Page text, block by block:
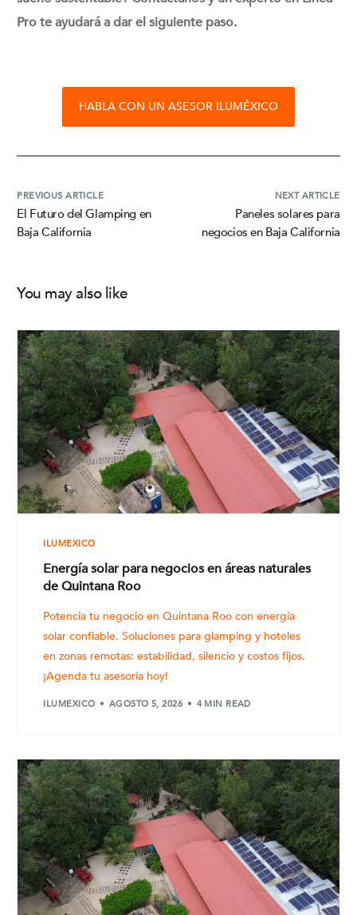
Pro te ayudará a dar el siguiente paso.
HABLA CON UN ASESOR ILUMÉXICO
PREVIOUS ARTICLE
El Futuro del Glamping en
Baja California
NEXT ARTICLE
Paneles solares para
negocios en Baja California
You may also like
ILUMEXICO
Energía solar para negocios en áreas naturales
de Quintana Roo
Potencia tu negocio en Quintana Roo con energía
solar confiable. Soluciones para glamping y hoteles
en zonas remotas: estabilidad, silencio y costos fijos.
¡Agenda tu asesoría hoy!
ILUMEXICO AGOSTO 5, 2026 4 MIN READ